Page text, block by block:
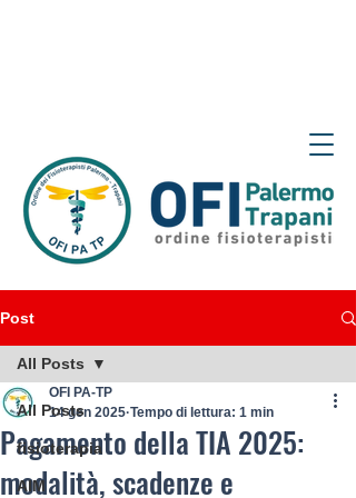
Post
All Posts
fisioterapia
AIM
All Posts
Pagamento della TIA 2025:
modalità, scadenze e
OFI PA-TP
14 gen 2025 Tempo di lettura: 1 min